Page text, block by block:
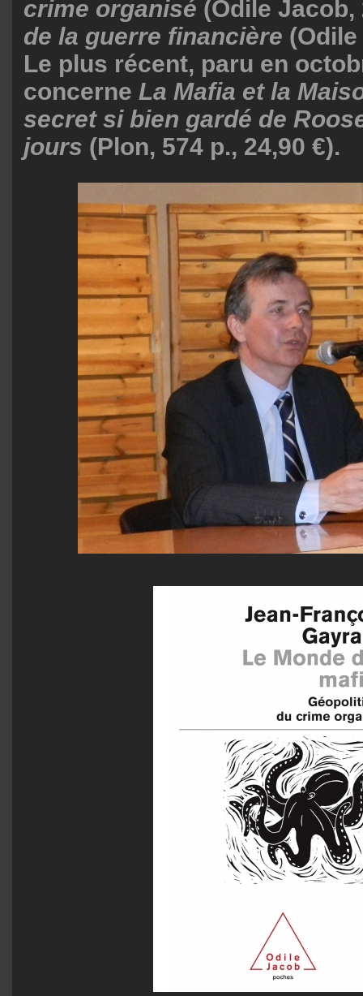
crime organisé (Odile
de la guerre financière
Le plus récent, paru en
concerne La Mafia et la
secret si bien gardé de
jours (Plon, 574 p., 24,90 €).